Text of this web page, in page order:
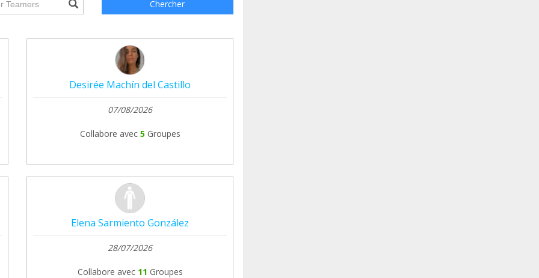
uno suma, cada uno cuenta, cada uno alimenta
por ayudar a sostener este oasis de paz para
Chercher
Desirée Machín del Castillo
07/08/2026
Collabore avec 5 Groupes
Elena Sarmiento González
28/07/2026
Collabore avec 11 Groupes